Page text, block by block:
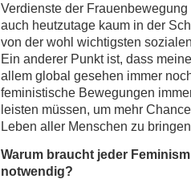
Verdienste der
auch heutzutage kaum in der
von der wohl wichtigsten
Ein anderer Punkt ist, dass
allem global gesehen immer
feministische Bewegungen
leisten müssen, um mehr
Leben aller Menschen zu
Warum braucht jeder
notwendig?